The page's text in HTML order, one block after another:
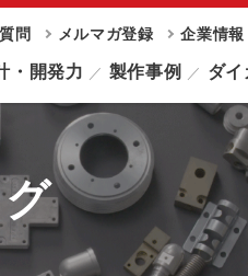
問 メルマガ登録 企業情報
・開発力 製作事例 ダイ